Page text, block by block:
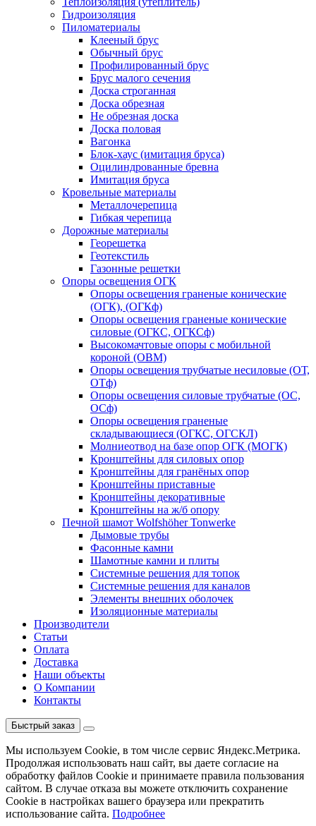
Гидроизоляция
Пиломатериалы
Клееный брус
Обычный брус
Профилированный брус
Брус малого сечения
Доска строганная
Доска обрезная
Не обрезная доска
Доска половая
Вагонка
Блок-хаус (имитация бруса)
Оцилиндрованные бревна
Имитация бруса
Кровельные материалы
Металлочерепица
Гибкая черепица
Дорожные материалы
Георешетка
Геотекстиль
Газонные решетки
Опоры освещения ОГК
Опоры освещения граненые конические
(ОГК), (ОГКф)
Опоры освещения граненые конические
силовые (ОГКС, ОГКСф)
Высокомачтовые опоры с мобильной
короной (ОВМ)
Опоры освещения трубчатые несиловые (ОТ,
ОТф)
Опоры освещения силовые трубчатые (ОС,
ОСф)
Опоры освещения граненые
складывающиеся (ОГКС, ОГСКЛ)
Молниеотвод на базе опор ОГК (МОГК)
Кронштейны для силовых опор
Кронштейны для гранёных опор
Кронштейны приставные
Кронштейны декоративные
Кронштейны на ж/б опору
Печной шамот Wolfshöher Tonwerke
Дымовые трубы
Фасонные камни
Шамотные камни и плиты
Системные решения для топок
Системные решения для каналов
Элементы внешних оболочек
Изоляционные материалы
Производители
Статьи
Оплата
Доставка
Наши объекты
О Компании
Контакты
Быстрый заказ
Мы используем Cookie, в том числе сервис Яндекс.Метрика.
Продолжая использовать наш сайт, вы даете согласие на
обработку файлов Cookie и принимаете правила пользования
сайтом. В случае отказа вы можете отключить сохранение
Cookie в настройках вашего браузера или прекратить
использование сайта. Подробнее